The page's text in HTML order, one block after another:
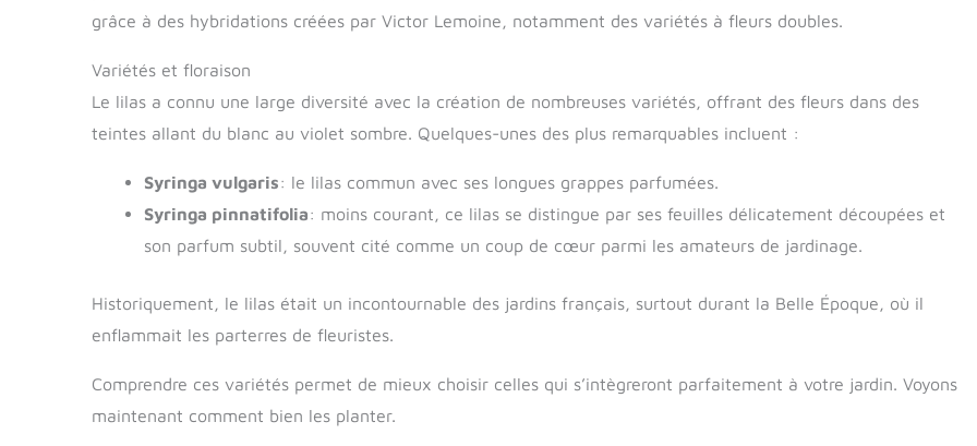
grâce à des hybridations créées par Victor Lemoine, notamment des variétés à fleurs doubles.
Variétés et floraison
Le lilas a connu une large diversité avec la création de nombreuses variétés, offrant des fleurs dans des
teintes allant du blanc au violet sombre. Quelques-unes des plus remarquables incluent :
Syringa vulgaris: le lilas commun avec ses longues grappes parfumées.
Syringa pinnatifolia: moins courant, ce lilas se distingue par ses feuilles délicatement découpées et
son parfum subtil, souvent cité comme un coup de cœur parmi les amateurs de jardinage.
Historiquement, le lilas était un incontournable des jardins français, surtout durant la Belle Époque, où il
enflammait les parterres de fleuristes.
Comprendre ces variétés permet de mieux choisir celles qui s’intègreront parfaitement à votre jardin. Voyons
maintenant comment bien les planter.